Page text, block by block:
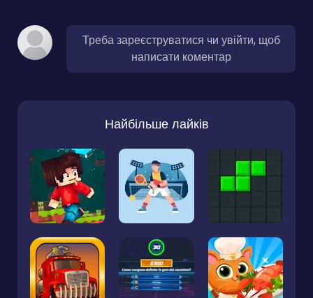
Треба зареєструватися чи увійти, щоб
написати коментар
Найбільше лайків